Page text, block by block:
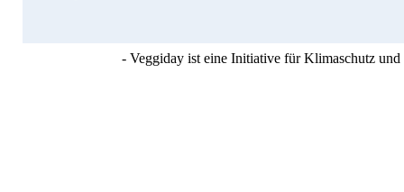
- Veggiday ist eine Initiative für Klimaschutz